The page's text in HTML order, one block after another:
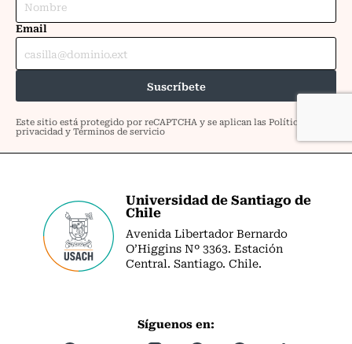
Universidad de Santiago de
Chile
Avenida Libertador Bernardo
O’Higgins Nº 3363. Estación
Central. Santiago. Chile.
Síguenos en: